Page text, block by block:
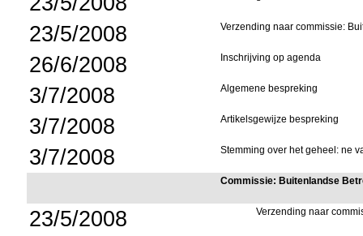
23/5/2008 Verzending naar commissie:
26/6/2008 Inschrijving op agenda
3/7/2008 Algemene bespreking
3/7/2008 Artikelsgewijze bespreking
3/7/2008 Stemming over het geheel: ne
Commissie: Buitenlandse
23/5/2008 Verzending naar